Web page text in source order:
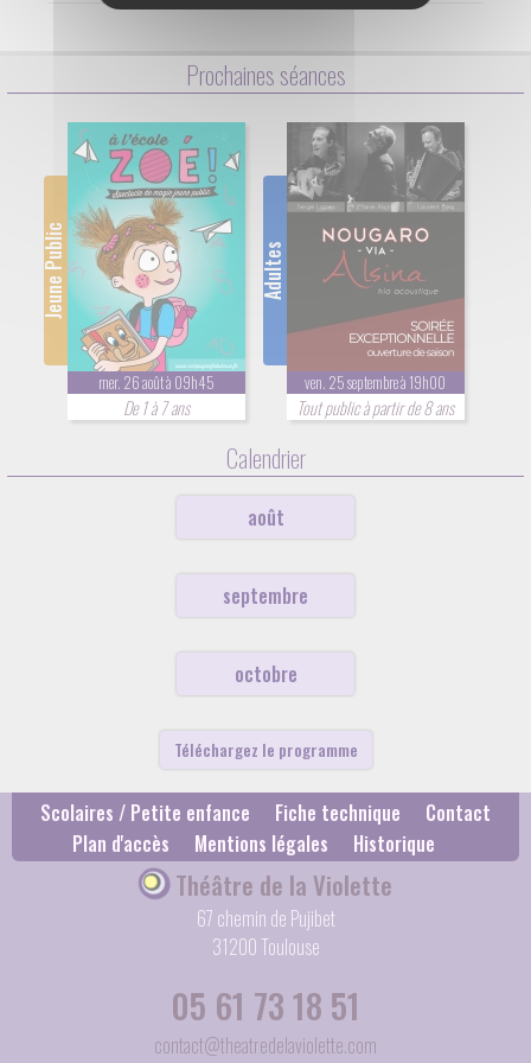
Prochaines séances
Jeune Public
mer. 26 août à 09h45
De 1 à 7 ans
Adultes
ven. 25 septembre à 19h00
Tout public à partir de 8 ans
Calendrier
août
septembre
octobre
Téléchargez le programme
Scolaires / Petite enfance Fiche technique
Contact
Plan d'accès
Mentions légales Historique
Théâtre de la Violette
67 chemin de Pujibet
31200 Toulouse
05 61 73 18 51
contact@theatredelaviolette.com